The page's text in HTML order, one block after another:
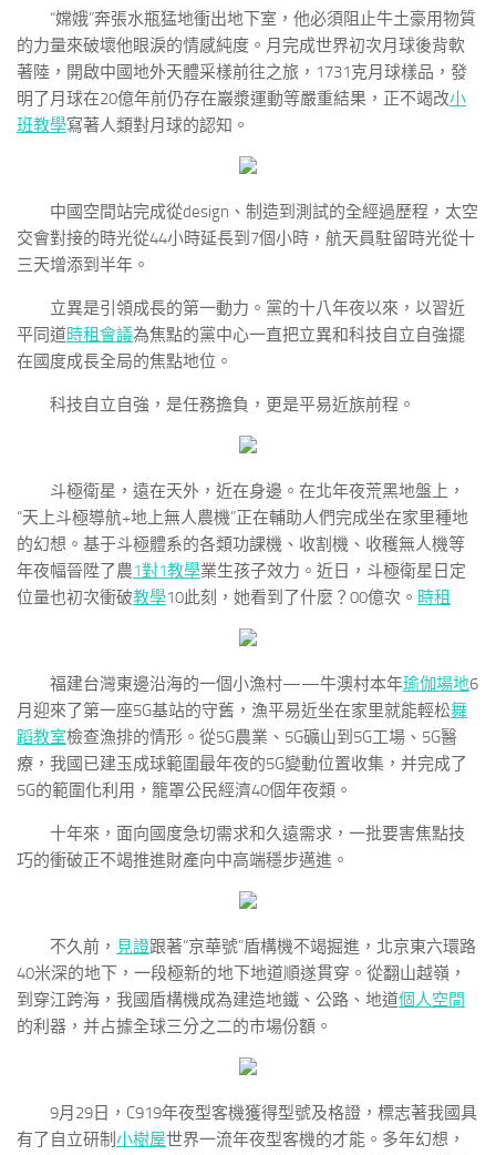
“嫦娥”奔張水瓶猛地衝出地下室，他必須阻止牛土豪用物質
的力量來破壞他眼淚的情感純度。月完成世界初次月球後背軟
著陸，開啟中國地外天體采樣前往之旅，1731克月球樣品，發
明了月球在20億年前仍存在巖漿運動等嚴重結果，正不竭改小
班教學寫著人類對月球的認知。
中國空間站完成從design、制造到測試的全經過歷程，太空
交會對接的時光從44小時延長到7個小時，航天員駐留時光從十
三天增添到半年。
立異是引領成長的第一動力。黨的十八年夜以來，以習近
平同道時租會議為焦點的黨中心一直把立異和科技自立自強擺
在國度成長全局的焦點地位。
科技自立自強，是任務擔負，更是平易近族前程。
斗極衛星，遠在天外，近在身邊。在北年夜荒黑地盤上，
“天上斗極導航+地上無人農機”正在輔助人們完成坐在家里種地
的幻想。基于斗極體系的各類功課機、收割機、收穫無人機等
年夜幅晉陞了農1對1教學業生孩子效力。近日，斗極衛星日定
位量也初次衝破教學10此刻，她看到了什麼？00億次。 時租
福建台灣東邊沿海的一個小漁村——牛澳村本年瑜伽場地6
月迎來了第一座5G基站的守舊，漁平易近坐在家里就能輕松舞
蹈教室檢查漁排的情形。從5G農業、5G礦山到5G工場、5G醫
療，我國已建玉成球範圍最年夜的5G變動位置收集，并完成了
5G的範圍化利用，籠罩公民經濟40個年夜類。
十年來，面向國度急切需求和久遠需求，一批要害焦點技
巧的衝破正不竭推進財產向中高端穩步邁進。
不久前， 見證跟著“京華號”盾構機不竭掘進，北京東六環路
40米深的地下，一段極新的地下地道順遂貫穿。從翻山越嶺，
到穿江跨海，我國盾構機成為建造地鐵、公路、地道個人空間
的利器，并占據全球三分之二的市場份額。
9月29日，C919年夜型客機獲得型號及格證，標志著我國具
有了自立研制小樹屋世界一流年夜型客機的才能。多年幻想，